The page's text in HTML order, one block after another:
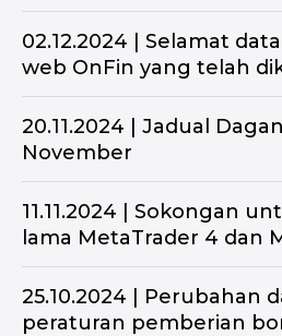
02.12.2024 | Selamat
web OnFin yang telah
20.11.2024 | Jadual
November
11.11.2024 | Sokongan
lama MetaTrader 4 dan
25.10.2024 | Perubahan
peraturan pemberian